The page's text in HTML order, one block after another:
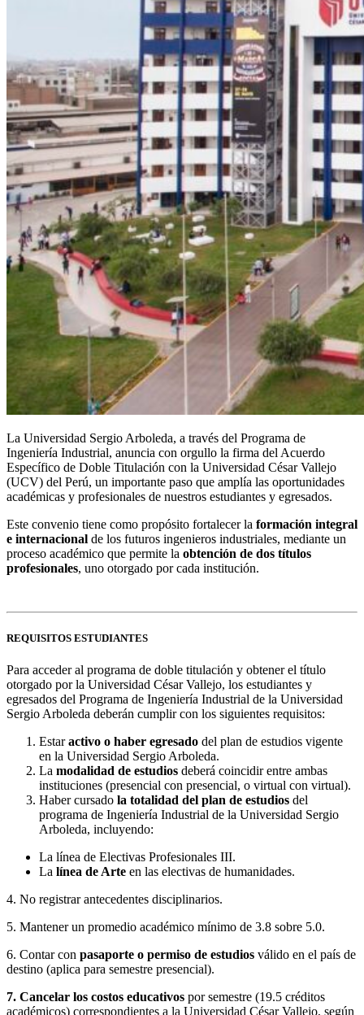
La Universidad Sergio Arboleda, a través del Programa de
Ingeniería Industrial, anuncia con orgullo la firma del Acuerdo
Específico de Doble Titulación con la Universidad César Vallejo
(UCV) del Perú, un importante paso que amplía las oportunidades
académicas y profesionales de nuestros estudiantes y egresados.
Este convenio tiene como propósito fortalecer la formación integral
e internacional de los futuros ingenieros industriales, mediante un
proceso académico que permite la obtención de dos títulos
profesionales, uno otorgado por cada institución.
REQUISITOS ESTUDIANTES
Para acceder al programa de doble titulación y obtener el título
otorgado por la Universidad César Vallejo, los estudiantes y
egresados del Programa de Ingeniería Industrial de la Universidad
Sergio Arboleda deberán cumplir con los siguientes requisitos:
Estaractivo o haber egresado del plan de estudios vigente
en la Universidad Sergio Arboleda.
La modalidad de estudios deberá coincidir entre ambas
instituciones (presencial con presencial, o virtual con virtual).
Haber cursado la totalidad del plan de estudios del
programa de Ingeniería Industrial de la Universidad Sergio
Arboleda, incluyendo:
La línea de Electivas Profesionales III.
La línea de Arte en las electivas de humanidades.
4. No registrar antecedentes disciplinarios.
5. Mantener un promedio académico mínimo de 3.8 sobre 5.0.
6. Contar con pasaporte o permiso de estudios válido en el país de
destino (aplica para semestre presencial).
7. Cancelar los costos educativos por semestre (19.5 créditos
académicos) correspondientes a la Universidad César Vallejo, según